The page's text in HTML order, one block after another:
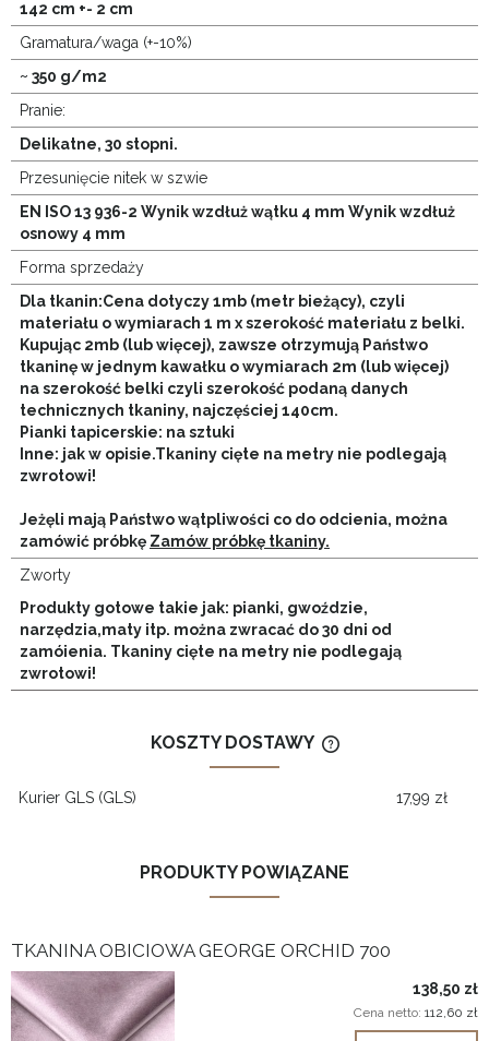
142 cm +- 2 cm
Gramatura/waga (+-10%)
~ 350 g/m2
Pranie:
Delikatne, 30 stopni.
Przesunięcie nitek w szwie
EN ISO 13 936-2 Wynik wzdłuż wątku 4 mm Wynik wzdłuż
osnowy 4 mm
Forma sprzedaży
Dla tkanin:Cena dotyczy 1mb (metr bieżący), czyli
materiału o wymiarach 1 m x szerokość materiału z belki.
Kupując 2mb (lub więcej), zawsze otrzymują Państwo
tkaninę w jednym kawałku o wymiarach 2m (lub więcej)
na szerokość belki czyli szerokość podaną danych
technicznych tkaniny, najczęściej 140cm.
Pianki tapicerskie: na sztuki
Inne: jak w opisie.Tkaniny cięte na metry nie podlegają
zwrotowi!
Jeżęli mają Państwo wątpliwości co do odcienia, można
zamówić próbkę Zamów próbkę tkaniny.
Zworty
Produkty gotowe takie jak: pianki, gwoździe,
narzędzia,maty itp. można zwracać do 30 dni od
zamóienia. Tkaniny cięte na metry nie podlegają
zwrotowi!
KOSZTY DOSTAWY
Kurier GLS (GLS) 17,99 zł
PRODUKTY POWIĄZANE
TKANINA OBICIOWA GEORGE ORCHID 700
138,50 zł
Cena netto: 112,60 zł